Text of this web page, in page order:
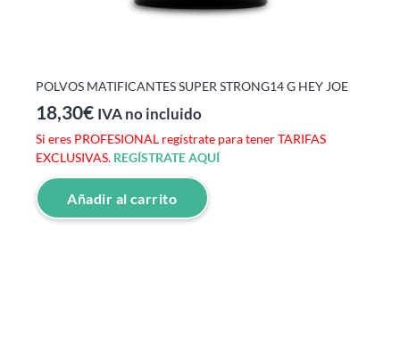
POLVOS MATIFICANTES SUPER STRONG14 G HEY JOE
18,30€ IVA no incluido
Si eres PROFESIONAL regístrate para tener TARIFAS
EXCLUSIVAS. REGÍSTRATE AQUÍ
Añadir al carrito